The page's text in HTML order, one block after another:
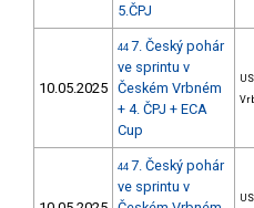
5.ČPJ
10.05.2025
44 7. Český pohár
ve sprintu v
Českém Vrbném
+ 4. ČPJ + ECA
Cup
44 7. Český pohár
ve sprintu v